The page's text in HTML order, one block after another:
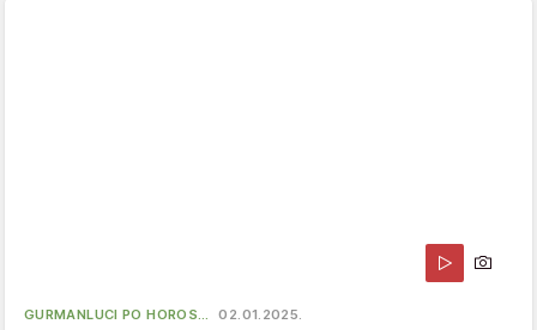
GURMANLUCI PO HOROS… 02.01.2025.